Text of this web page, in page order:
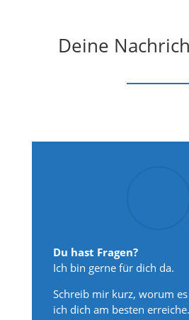
Deine
Du hast Fragen?
Ich bin gerne für dich da.
Schreib mir kurz, worum
ich dich am besten